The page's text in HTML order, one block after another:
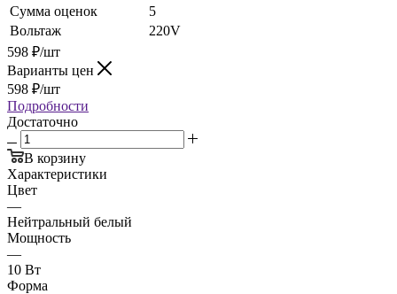
Сумма оценок
5
Вольтаж
220V
598 ₽/шт
Варианты цен
598 ₽/шт
Подробности
Достаточно
В корзину
Характеристики
Цвет
—
Нейтральный белый
Мощность
—
10 Вт
Форма